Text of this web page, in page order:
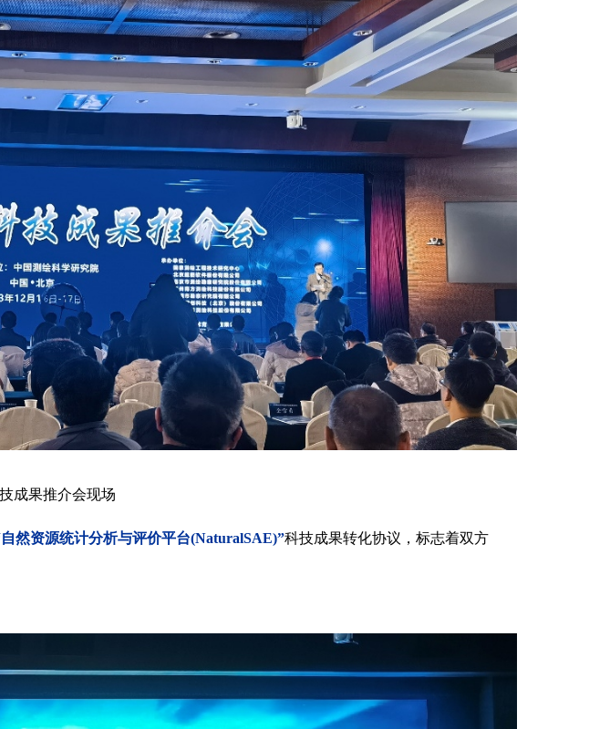
成果推介会现场
然资源统计分析与评价平台(NaturalSAE)”科技成果转化协议，标志着双方